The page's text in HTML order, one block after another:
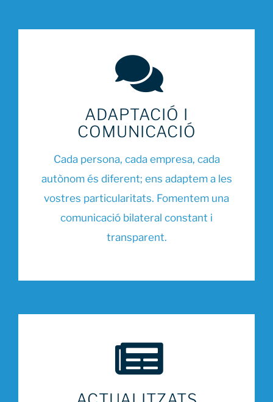
ADAPTACIÓ I
COMUNICACIÓ
Cada persona, cada empresa, cada
autònom és diferent; ens adaptem a les
vostres particularitats. Fomentem una
comunicació bilateral constant i
transparent.